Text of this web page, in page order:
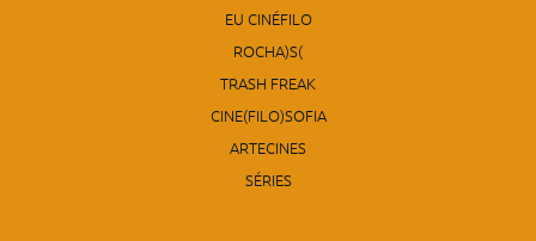
EU CINÉFILO
ROCHA)S(
TRASH FREAK
CINE(FILO)SOFIA
ARTECINES
SÉRIES